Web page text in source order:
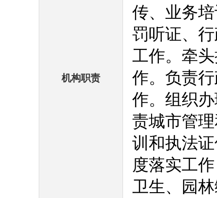
机构职责
传、业务
罚听证、
工作。牵
作。负责
作。组织
责城市管
训和执法
度落实工
卫生、园